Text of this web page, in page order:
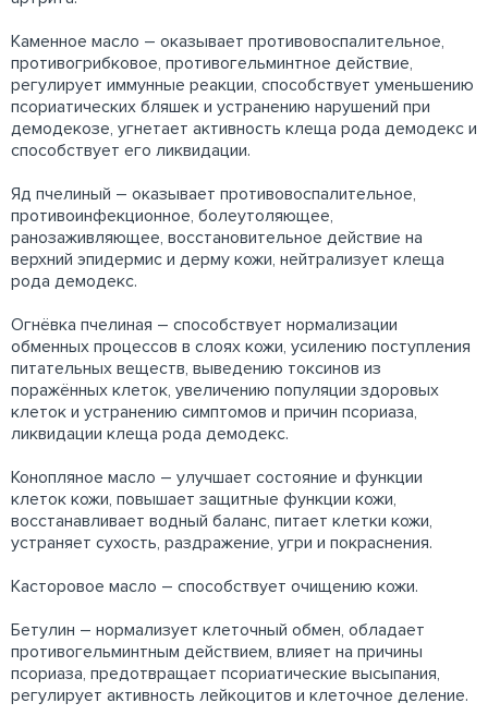
Каменное масло – оказывает противовоспалительное,
противогрибковое, противогельминтное действие,
регулирует иммунные реакции, способствует уменьшению
псориатических бляшек и устранению нарушений при
демодекозе, угнетает активность клеща рода демодекс и
способствует его ликвидации.
Яд пчелиный – оказывает противовоспалительное,
противоинфекционное, болеутоляющее,
ранозаживляющее, восстановительное действие на
верхний эпидермис и дерму кожи, нейтрализует клеща
рода демодекс.
Огнёвка пчелиная – способствует нормализации
обменных процессов в слоях кожи, усилению поступления
питательных веществ, выведению токсинов из
поражённых клеток, увеличению популяции здоровых
клеток и устранению симптомов и причин псориаза,
ликвидации клеща рода демодекс.
Конопляное масло – улучшает состояние и функции
клеток кожи, повышает защитные функции кожи,
восстанавливает водный баланс, питает клетки кожи,
устраняет сухость, раздражение, угри и покраснения.
Касторовое масло – способствует очищению кожи.
Бетулин – нормализует клеточный обмен, обладает
противогельминтным действием, влияет на причины
псориаза, предотвращает псориатические высыпания,
регулирует активность лейкоцитов и клеточное деление.